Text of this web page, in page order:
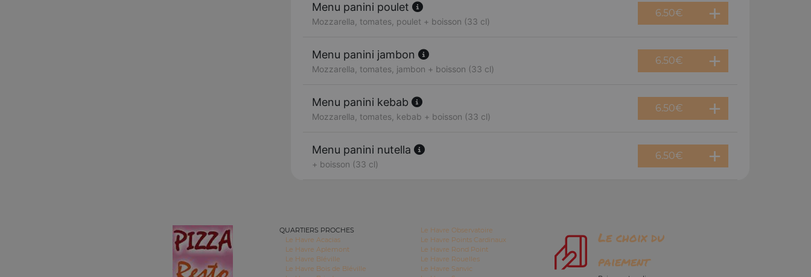
Menu panini poulet
Mozzarella, tomates, poulet + boisson (33 cl)
6.50€
Menu panini jambon
Mozzarella, tomates, jambon + boisson (33 cl)
6.50€
Menu panini kebab
Mozzarella, tomates, kebab + boisson (33 cl)
6.50€
Menu panini nutella
+ boisson (33 cl)
6.50€
QUARTIERS PROCHES
Le Havre Acacias
Le Havre Aplemont
Le Havre Bléville
Le Havre Bois de Bléville
Le Havre Observatoire
Le Havre Points Cardinaux
Le Havre Rond Point
Le Havre Rouelles
Le Havre Sanvic
Le choix du
paiement